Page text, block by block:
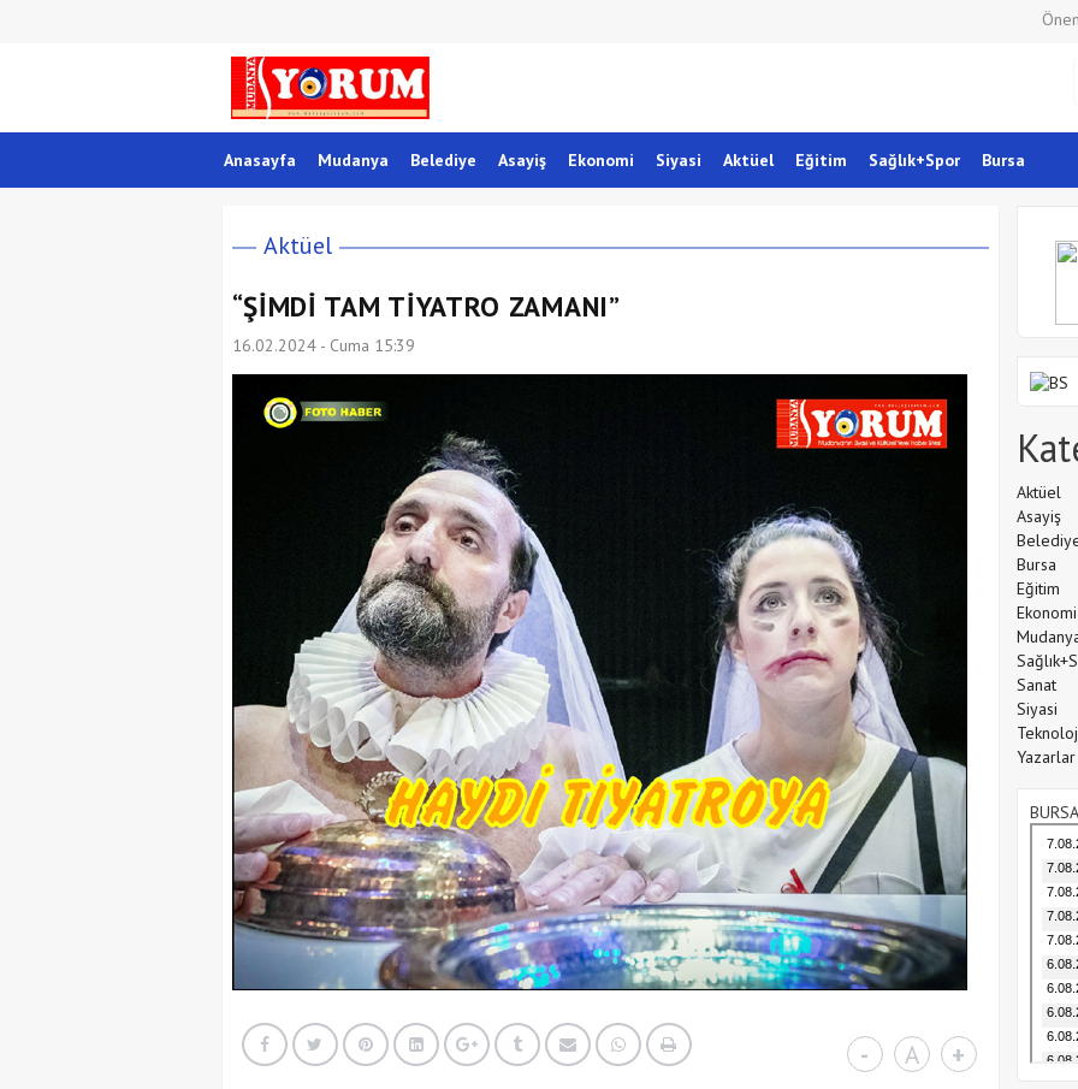
Anasayfa Mudanya Belediye Asayiş Ekonomi Siyasi Aktüel Eğitim Sağlık+Spor Bursa
Aktüel
“ŞİMDİ TAM TİYATRO ZAMANI”
16.02.2024 - Cuma 15:39
- A +
Aktüel
Asayiş
Bursa
Eğitim
Ekonomi
Sanat
Siyasi
Yazarlar